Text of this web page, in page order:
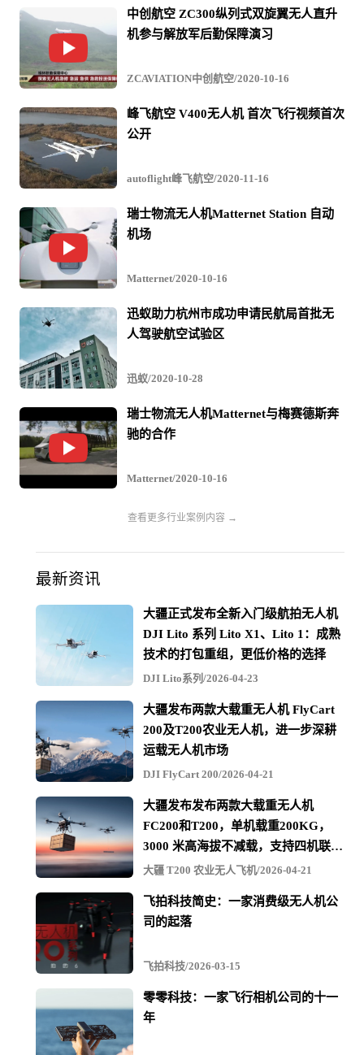
人机在外卖领域的应用制定了一个更快的时间表。
五月份在一个有关“飞行出租车”的会议上，Uber首席
执行官科罗沙披露，Uber计划进行无人机送餐饮外卖的有
限测试。不过此次披露出的招聘启事显示，Uber对于无人
机外卖服务态度很认真。
根据美国监管部门的要求，Uber、谷歌、联邦快递等
公司目前正在美国特定的一些城市测试商用无人机。
在上述的大会上，科罗沙表示，人们需要“飞行的汉
堡”。他表示，无人机送外卖有望在五分钟到半小时的距离
内实现。
今天的Uber已经不再是简单的网约车公司，产品日渐
增加，其中餐饮外卖业务已经成为一匹“黑马”。Uber的外
在餐饮外卖业务中，Uber将通过手机软件调配司机到特定
的餐馆，将美食送到消费者家中。在一些国家，Uber外卖
也使用网约车之外的递送资源。
包括中国、美国在内，餐饮外卖在移动互联网时代迎
来了爆发式增长，大部分外卖人员使用网约车之外的摩托
车、电动自行车等交通工具。
Uber计划明年在美国上市，一些投资银行已经将Uber
外卖业务估值为200亿美元，这有助于Uber在上市时获得一
个理想的估值。
Uber的无人机外卖计划也面临一些障碍。之前，美国
联邦航空管理局管理局推出了无人机监管的草案，将无人
机飞行限制在操控员视线之内，因此航空管理局还需要推
中创航空 ZC300纵列式双旋翼无人直升
机参与解放军后勤保障演习
ZCAVIATION中创航空/2020-10-16
峰飞航空 V400无人机 首次飞行视频首次
公开
autoflight峰飞航空/2020-11-16
瑞士物流无人机Matternet Station 自动
机场
Matternet/2020-10-16
迅蚁助力杭州市成功申请民航局首批无
人驾驶航空试验区
迅蚁/2020-10-28
瑞士物流无人机Matternet与梅赛德斯奔
驰的合作
Matternet/2020-10-16
查看更多行业案例内容 →
最新资讯
大疆正式发布全新入门级航拍无人机
DJI Lito 系列 Lito X1、Lito 1：成熟
技术的打包重组，更低价格的选择
DJI Lito系列/2026-04-23
大疆发布两款大载重无人机 FlyCart
200及T200农业无人机，进一步深耕
运载无人机市场
DJI FlyCart 200/2026-04-21
大疆发布发布两款大载重无人机
FC200和T200，单机载重200KG，
3000 米高海拔不减载，支持四机联吊
最多600KG
大疆 T200 农业无人飞机/2026-04-21
飞拍科技简史：一家消费级无人机公
司的起落
飞拍科技/2026-03-15
零零科技：一家飞行相机公司的十一
年